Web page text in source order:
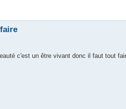
c'est un être vivant donc il faut tout